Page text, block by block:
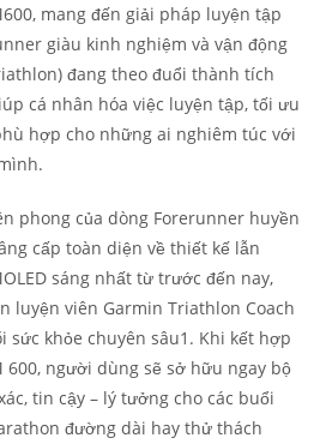
, mang đến giải pháp luyện tập
giàu kinh nghiệm và vận động
đang theo đuổi thành tích
cá nhân hóa việc luyện tập, tối ưu
hợp cho những ai nghiêm túc với
phong của dòng Forerunner huyền
cấp toàn diện về thiết kế lẫn
sáng nhất từ trước đến nay,
luyện viên Garmin Triathlon Coach
sức khỏe chuyên sâu1 . Khi kết hợp
600, người dùng sẽ sở hữu ngay bộ
tin cậy – lý tưởng cho các buổi
đường dài hay thử thách